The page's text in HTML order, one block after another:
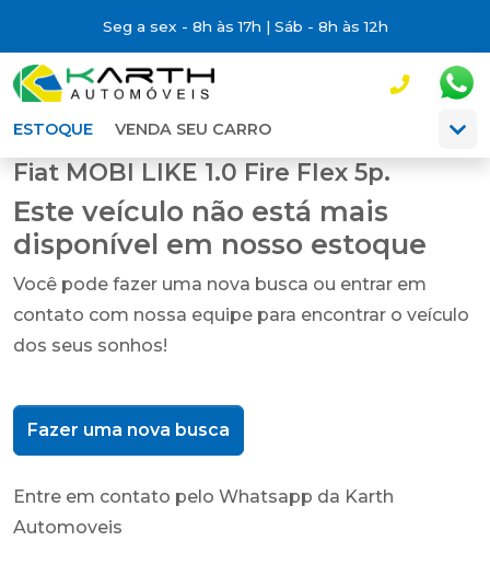
Seg a sex - 8h às 17h | Sáb - 8h às 12h
ESTOQUE VENDA SEU CARRO
Fiat MOBI LIKE 1.0 Fire Flex 5p.
Este veículo não está mais
disponível em nosso estoque
Você pode fazer uma nova busca ou entrar em
contato com nossa equipe para encontrar o veículo
dos seus sonhos!
Fazer uma nova busca
Entre em contato pelo Whatsapp da Karth
Automoveis